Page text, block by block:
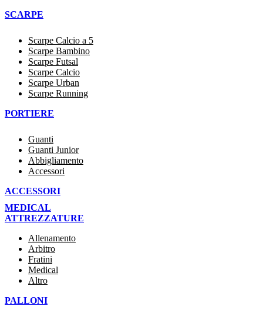
SCARPE
Scarpe Calcio a 5
Scarpe Bambino
Scarpe Futsal
Scarpe Calcio
Scarpe Urban
Scarpe Running
PORTIERE
Guanti
Guanti Junior
Abbigliamento
Accessori
ACCESSORI
MEDICAL
ATTREZZATURE
Allenamento
Arbitro
Fratini
Medical
Altro
PALLONI